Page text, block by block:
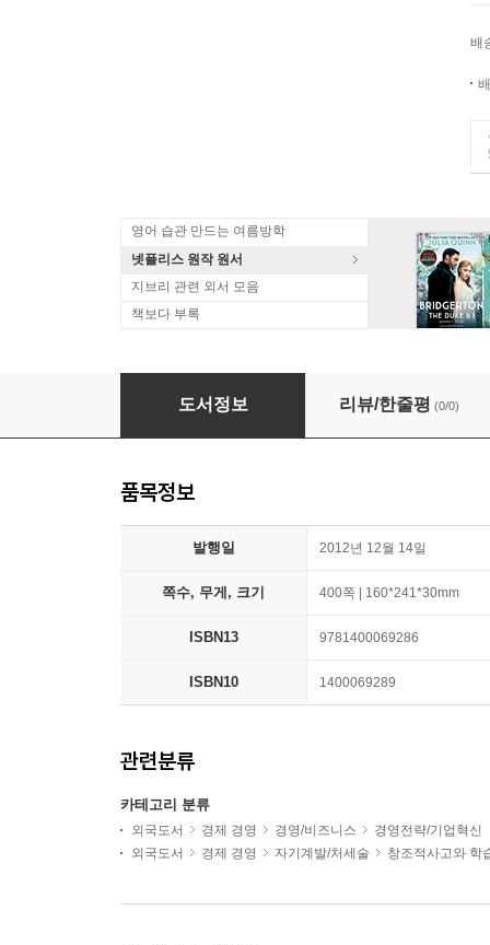
배
영어 습관 만드는 여름방학
넷플리스 원작 원서
지브리 관련 외서 모음
책보다 부록
The Power of Habit: Why We Do What We
도서정보 리뷰/한줄평 (0/0)
품목정보
발행일 2012년 12월 14일
쪽수, 무게, 크기 400쪽 | 160*241*30mm
ISBN13 9781400069286
ISBN10 1400069289
관련분류
카테고리 분류
외국도서 경제 경영 경영/비즈니스
경영전략/기업혁신
외국도서
경제 경영 자기계발/처세술 창조적사고와 학